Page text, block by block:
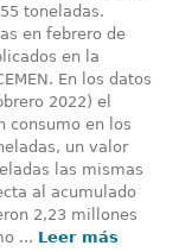
toneladas.
en febrero de
en la
En los datos
2022) el
consumo en los
un valor
las mismas
al acumulado
2,23 millones
... Leer más